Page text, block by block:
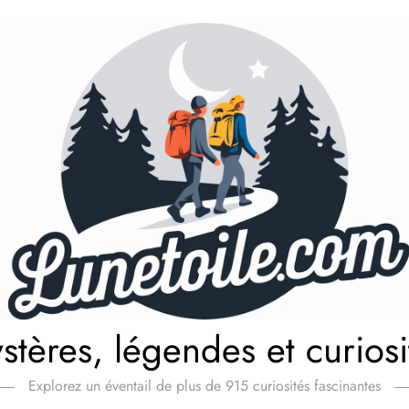
légendes et
Explorez un éventail de plus de 915 curiosités fascinantes